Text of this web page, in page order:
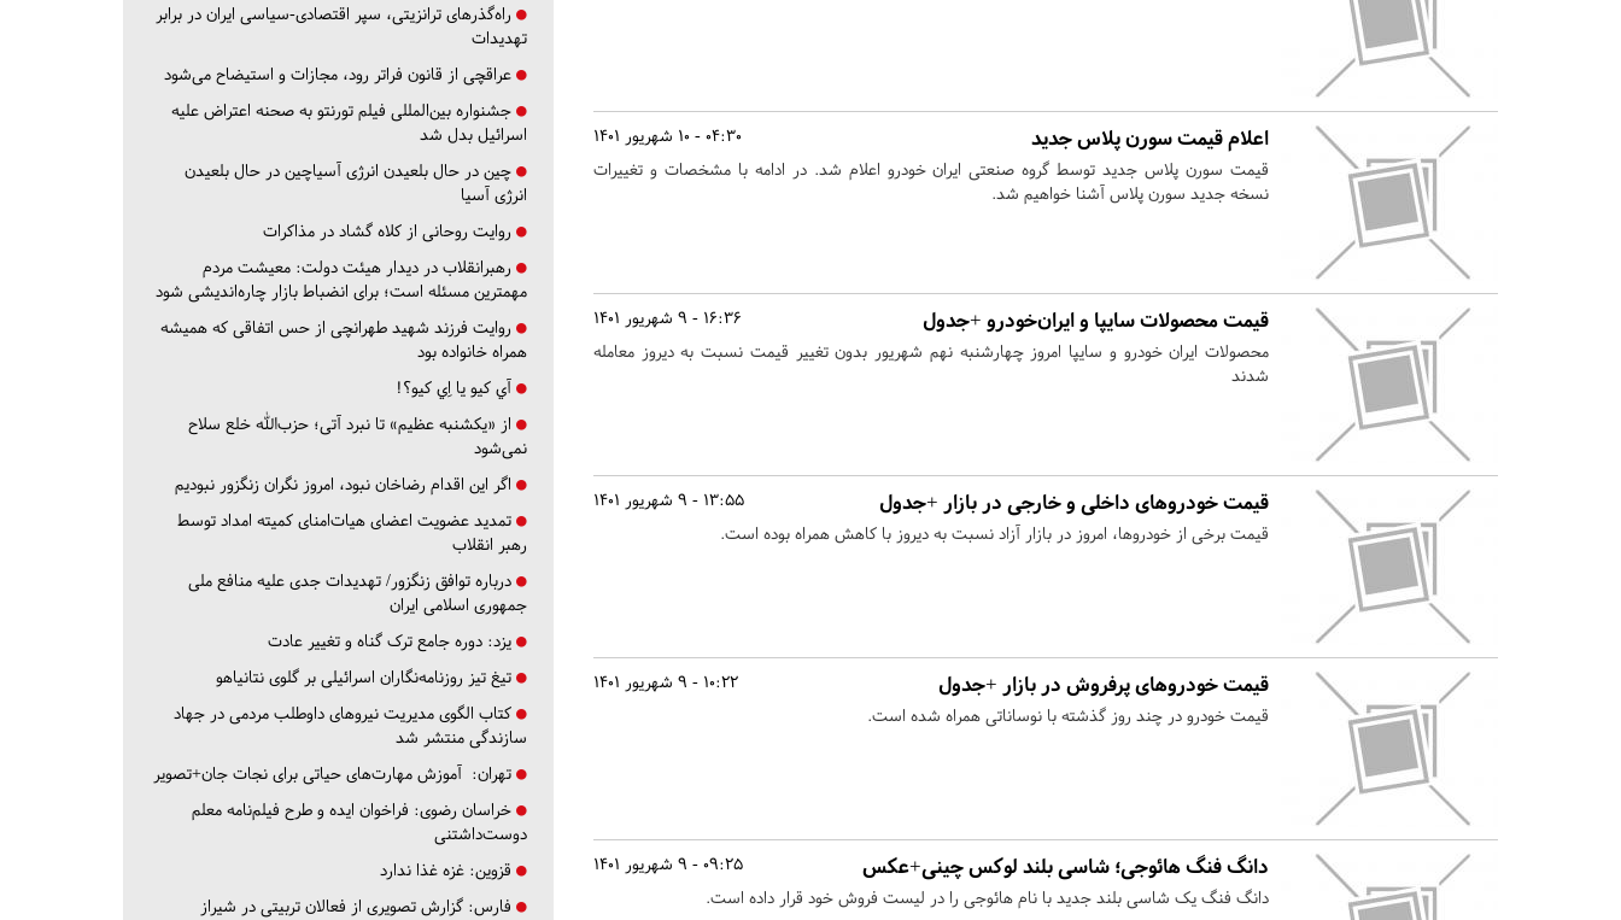
04:30 - 10 شهریور 1401 اعلام قیمت سورن پلاس جدید
قیمت سورن پلاس جدید توسط گروه صنعتی ایران خودرو اعلام شد. در ادامه با مشخصات و تغییرات
نسخه جدید سورن پلاس آشنا خواهیم شد.
16:36 - 9 شهریور 1401 قیمت محصولات سایپا و ایران‌خودرو +جدول
محصولات ایران خودرو و سایپا امروز چهارشنبه نهم شهریور بدون تغییر قیمت نسبت به دیروز معامله
شدند
13:55 - 9 شهریور 1401 قیمت خودروهای داخلی و خارجی در بازار +جدول
قیمت برخی از خودروها، امروز در بازار آزاد نسبت به دیروز با کاهش همراه بوده است.
10:22 - 9 شهریور 1401 قیمت خودروهای پرفروش در بازار +جدول
قیمت خودرو در چند روز گذشته با نوساناتی همراه شده است.
09:25 - 9 شهریور 1401 دانگ فنگ هائوجی؛ شاسی بلند لوکس چینی+عکس
دانگ فنگ یک شاسی بلند جدید با نام هائوجی را در لیست فروش خود قرار داده است.
راه‌گذرهای ترانزیتی، سپر اقتصادی-سیاسی ایران در برابر
تهدیدات
عراقچی از قانون فراتر رود، مجازات و استیضاح می‌شود
جشنواره بین‌المللی فیلم تورنتو به صحنه اعتراض علیه
اسرائیل بدل شد
چین در حال بلعیدن انرژی آسیاچین در حال بلعیدن
انرژی آسیا
روایت روحانی از کلاه گشاد در مذاکرات
رهبرانقلاب در دیدار هیئت دولت: معیشت مردم
مهمترین مسئله است؛ برای انضباط بازار چاره‌اندیشی شود
روایت فرزند شهید طهرانچی از حس اتفاقی که همیشه
همراه خانواده بود
آي كيو يا اِي كيو؟!
از «یکشنبه عظیم» تا نبرد آتی؛ حزب‌الله خلع سلاح
نمی‌شود
اگر این اقدام رضاخان نبود، امروز نگران زنگزور نبودیم
تمدید عضویت اعضای هیات‌امنای کمیته امداد توسط
رهبر انقلاب
درباره توافق زنگزور/ تهدیدات جدی علیه منافع ملی
جمهوری اسلامی ایران
یزد: دوره جامع ترک گناه و تغییر عادت
تیغ تیز روزنامه‌نگاران اسرائیلی بر گلوی نتانیاهو
کتاب الگوی مدیریت نیروهای داوطلب مردمی در جهاد
سازندگی منتشر شد
تهران: آموزش مهارت‌های حیاتی برای نجات جان+تصویر
خراسان رضوی: فراخوان ایده و طرح فیلم‌نامه معلم
دوست‌داشتنی
قزوین: غزه غذا ندارد
فارس: گزارش تصویری از فعالان تربیتی در شیراز